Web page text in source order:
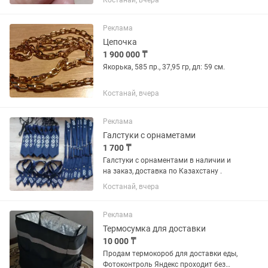
Реклама
Цепочка
1 900 000 ₸
Якорька, 585 пр., 37,95 гр, дл: 59 см.
Костанай, вчера
Реклама
Галстуки с орнаметами
1 700 ₸
Галстуки с орнаментами в наличии и
на заказ, доставка по Казахстану .
Костанай, вчера
Реклама
Термосумка для доставки
10 000 ₸
Продам термокороб для доставки еды,
Фотоконтроль Яндекс проходит без